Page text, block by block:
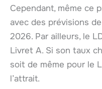
Cependant, même ce
avec des prévisions
2026. Par ailleurs, le
Livret A. Si son taux
soit de même pour le
l’attrait.